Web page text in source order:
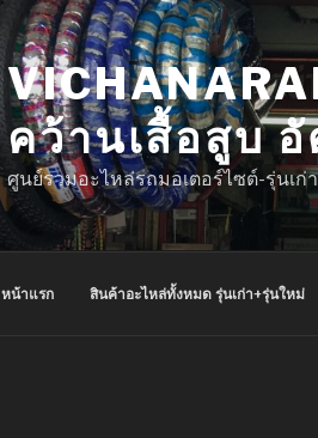
คว้านเสื้อสูบ
ศูนย์รวมอะไหล่รถมอเตอร์ไซต์-รุ่นเ
หน้าแรก สินค้าอะไหล่ทั้งหมด รุ่นเก่า+รุ่นใหม่